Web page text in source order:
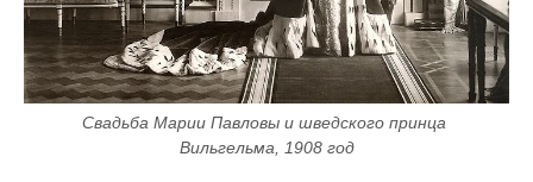
Свадьба Марии Павловы и шведского принца
Вильгельма, 1908 год